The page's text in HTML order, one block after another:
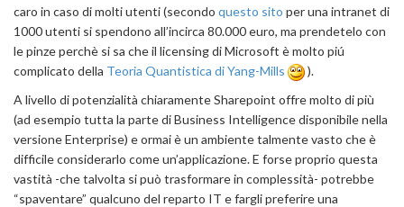
caro in caso di molti utenti (secondo questo sito per una intranet di
1000 utenti si spendono all’incirca 80.000 euro, ma prendetelo con
le pinze perchè si sa che il licensing di Microsoft è molto piú
complicato della Teoria Quantistica di Yang-Mills
).
A livello di potenzialità chiaramente Sharepoint offre molto di più
(ad esempio tutta la parte di Business Intelligence disponibile nella
versione Enterprise) e ormai è un ambiente talmente vasto che è
difficile considerarlo come un’applicazione. E forse proprio questa
vastità -che talvolta si può trasformare in complessità- potrebbe
“spaventare” qualcuno del reparto IT e fargli preferire una